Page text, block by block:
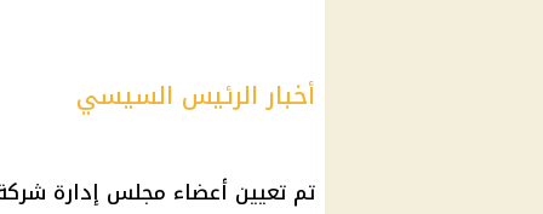
أخبار الرئيس السيسي
تم تعيين أعضاء مجلس إدارة